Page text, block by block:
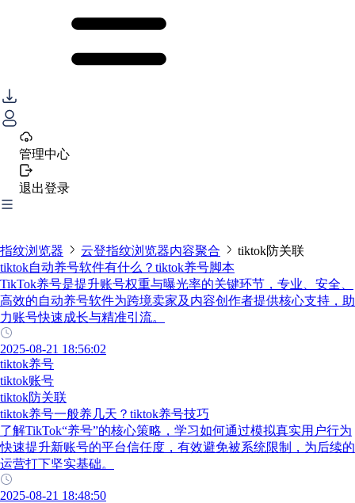
管理中心
退出登录
指纹浏览器 云登指纹浏览器内容聚合
tiktok防关联
tiktok自动养号软件有什么？tiktok养号脚本
TikTok养号是提升账号权重与曝光率的关键环节，专业、安全、
高效的自动养号软件为跨境卖家及内容创作者提供核心支持，助
力账号快速成长与精准引流。
2025-08-21 18:56:02
tiktok养号
tiktok账号
tiktok防关联
tiktok养号一般养几天？tiktok养号技巧
了解TikTok“养号”的核心策略，学习如何通过模拟真实用户行为
快速提升新账号的平台信任度，有效避免被系统限制，为后续的
运营打下坚实基础。
2025-08-21 18:48:50